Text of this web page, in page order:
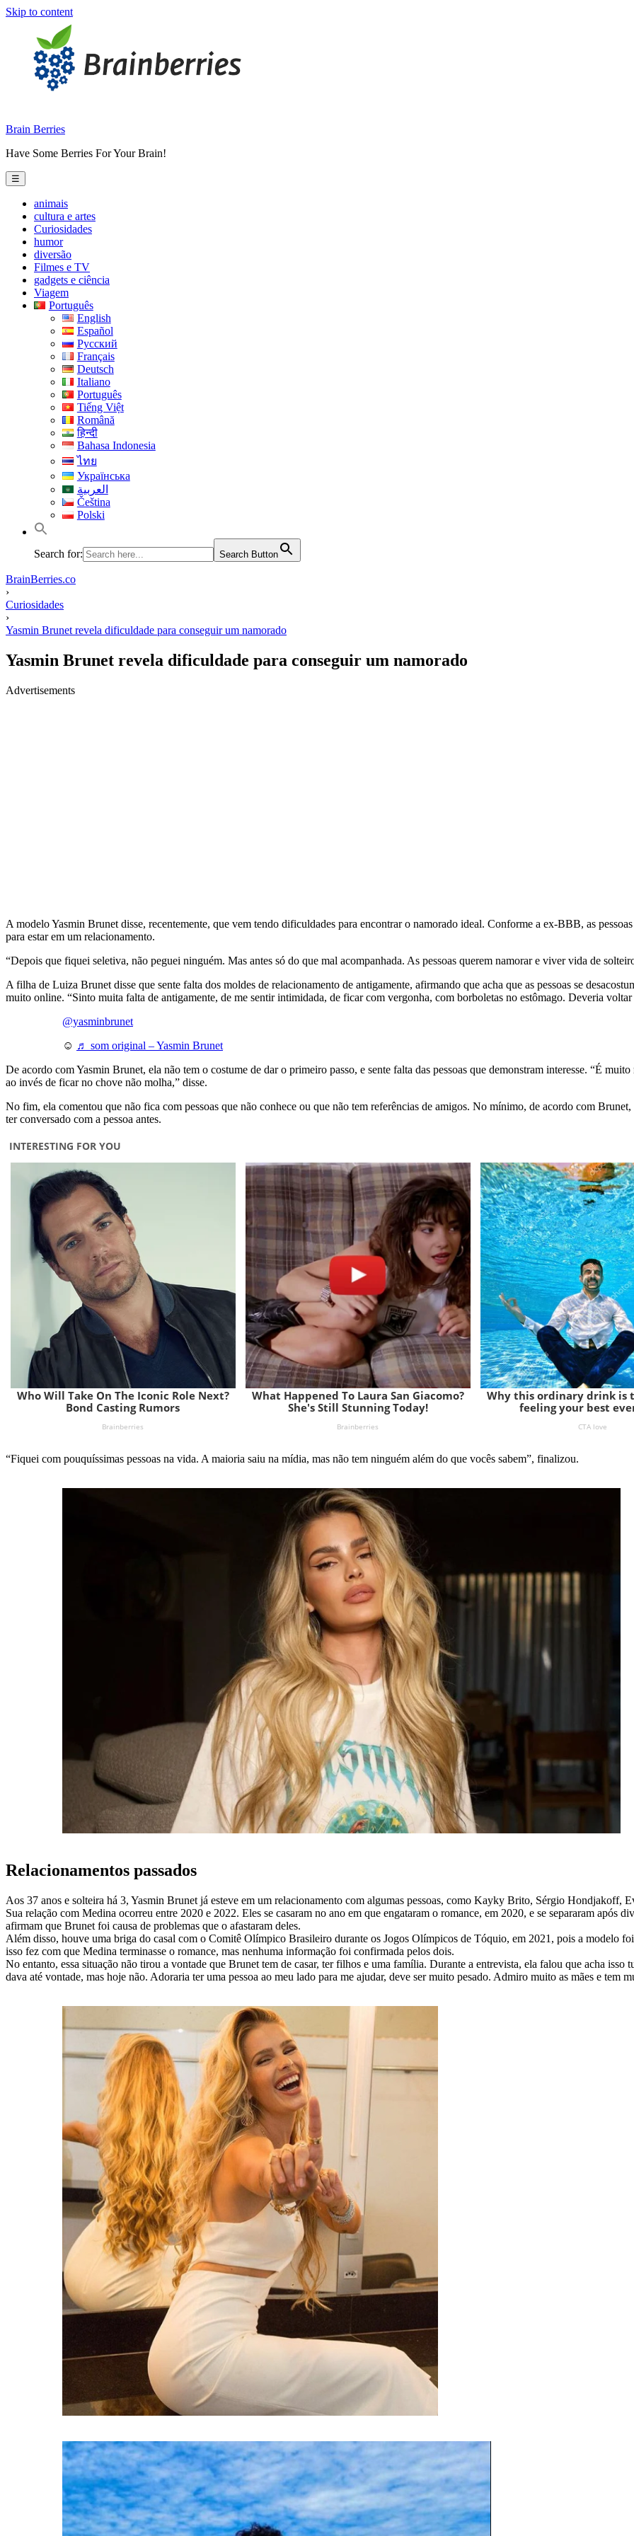
Skip to content
Brain Berries
Have Some Berries For Your Brain!
☰
animais
cultura e artes
Curiosidades
humor
diversão
Filmes e TV
gadgets e ciência
Viagem
Português
English
Español
Русский
Français
Deutsch
Italiano
Português
Tiếng Việt
Română
हिन्दी
Bahasa Indonesia
ไทย
Українська
العربية
Čeština
Polski
Search for: Search Button
BrainBerries.co
›
Curiosidades
›
Yasmin Brunet revela dificuldade para conseguir um namorado
Yasmin Brunet revela dificuldade para conseguir um namorado
Advertisements
A modelo Yasmin Brunet disse, recentemente, que vem tendo dificuldades para encontrar o namorado ideal. Conforme a ex-BBB, as
para estar em um relacionamento.
“Depois que fiquei seletiva, não peguei ninguém. Mas antes só do que mal acompanhada. As pessoas querem namorar e viver vida de
A filha de Luiza Brunet disse que sente falta dos moldes de relacionamento de antigamente, afirmando que acha que as pessoas se
muito online. “Sinto muita falta de antigamente, de me sentir intimidada, de ficar com vergonha, com borboletas no estômago. Deveria voltar
@yasminbrunet
☺️ ♬ som original – Yasmin Brunet
De acordo com Yasmin Brunet, ela não tem o costume de dar o primeiro passo, e sente falta das pessoas que demonstram interesse. “É
ao invés de ficar no chove não molha,” disse.
No fim, ela comentou que não fica com pessoas que não conhece ou que não tem referências de amigos. No mínimo, de acordo com
ter conversado com a pessoa antes.
“Fiquei com pouquíssimas pessoas na vida. A maioria saiu na mídia, mas não tem ninguém além do que vocês sabem”, finalizou.
Relacionamentos passados
Aos 37 anos e solteira há 3, Yasmin Brunet já esteve em um relacionamento com algumas pessoas, como Kayky Brito, Sérgio Hondjakoff,
Sua relação com Medina ocorreu entre 2020 e 2022. Eles se casaram no ano em que engataram o romance, em 2020, e se separaram após
afirmam que Brunet foi causa de problemas que o afastaram deles.
Além disso, houve uma briga do casal com o Comitê Olímpico Brasileiro durante os Jogos Olímpicos de Tóquio, em 2021, pois a modelo
isso fez com que Medina terminasse o romance, mas nenhuma informação foi confirmada pelos dois.
No entanto, essa situação não tirou a vontade que Brunet tem de casar, ter filhos e uma família. Durante a entrevista, ela falou que acha
dava até vontade, mas hoje não. Adoraria ter uma pessoa ao meu lado para me ajudar, deve ser muito pesado. Admiro muito as mães e tem